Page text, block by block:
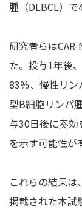
腫（DLBCL）で
研究者らは
た。投与1年後
83％、慢性リ
型B細胞リンパ
与30日後に奏
を示す可能性が
これらの結果
掲載された本試